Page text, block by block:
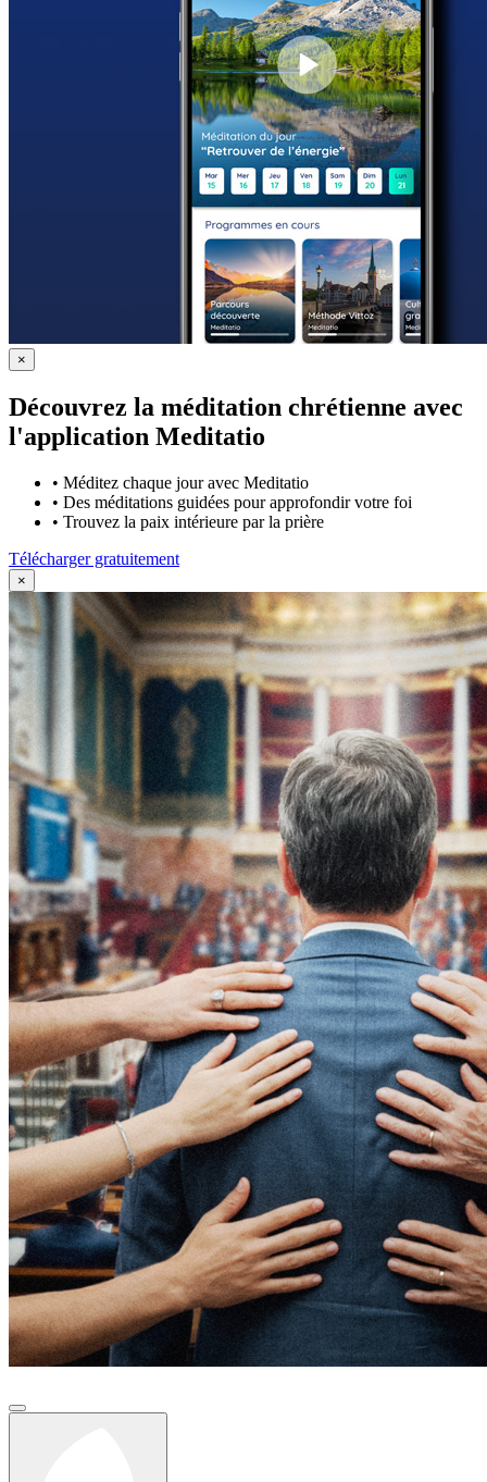
×
Découvrez la méditation chrétienne avec
l'application Meditatio
• Méditez chaque jour avec Meditatio
• Des méditations guidées pour approfondir votre foi
• Trouvez la paix intérieure par la prière
Télécharger gratuitement
×